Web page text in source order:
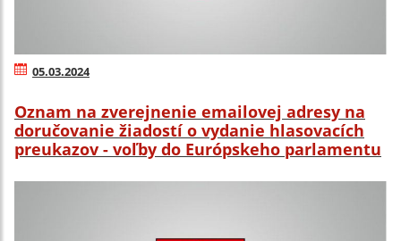
05.03.2024
Oznam na zverejnenie emailovej adresy na
doručovanie žiadostí o vydanie hlasovacích
preukazov - voľby do Európskeho parlamentu